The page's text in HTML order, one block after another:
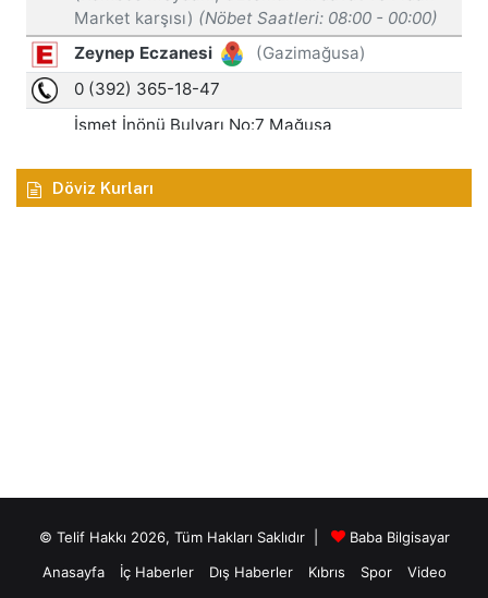
Döviz Kurları
© Telif Hakkı 2026, Tüm Hakları Saklıdır |
Baba Bilgisayar
Anasayfa
İç Haberler Dış Haberler Kıbrıs Spor
Video